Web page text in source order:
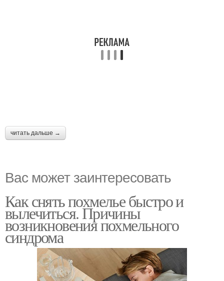
читать дальше →
Вас может заинтересовать
Как снять похмелье быстро и
вылечиться. Причины
возникновения похмельного
синдрома